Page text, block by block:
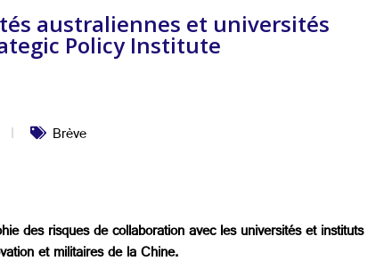
australiennes et universités
Policy Institute
Brève
des risques de collaboration avec les universités et instituts
et militaires de la Chine.